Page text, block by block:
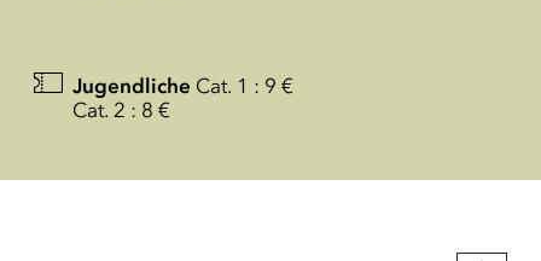
Jugendliche Cat. 1 : 9 €
Cat. 2 : 8 €